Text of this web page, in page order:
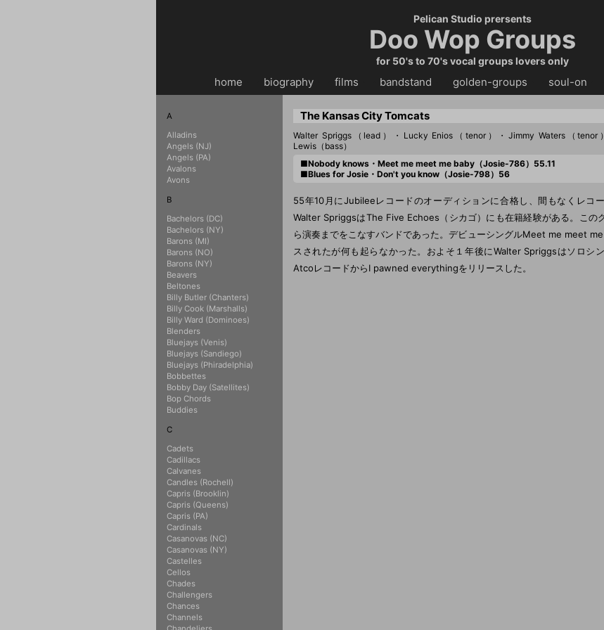
Pelican Studio prersents
Doo Wop Groups
for 50's to 70's vocal groups lovers only
home biography・・ films bandstand golden-groups soul-on
The Kansas City Tomcats
Walter Spriggs（lead）・Lucky Enios（tenor）・Jimmy Waters（tenor
Lewis（bass）
■Nobody knows・Meet me meet me baby（Josie-786）55.11
■Blues for Josie・Don't you know（Josie-798）56
55年10月にJubileeレコードのオーディションに合格し、間もなくレコー
Walter SpriggsはThe Five Echoes（シカゴ）にも在籍経験がある。この
ら演奏までをこなすバンドであった。デビューシングルMeet me meet
スされたが何も起らなかった。およそ１年後にWalter Spriggsはソロシ
AtcoレコードからI pawned everythingをリリースした。
A
Alladins
Angels (NJ)
Angels (PA)
Avalons
Avons
B
Bachelors (DC)
Bachelors (NY)
Barons (MI)
Barons (NO)
Barons (NY)
Beavers
Beltones
Billy Butler (Chanters)
Billy Cook (Marshalls)
Billy Ward (Dominoes)
Blenders
Bluejays (Venis)
Bluejays (Sandiego)
Bluejays (Phiradelphia)
Bobbettes
Bobby Day (Satellites)
Bop Chords
Buddies
C
Cadets
Cadillacs
Calvanes
Candles (Rochell)
Capris (Brooklin)
Capris (Queens)
Capris (PA)
Cardinals
Casanovas (NC)
Casanovas (NY)
Castelles
Cellos
Chades
Challengers
Chances
Channels